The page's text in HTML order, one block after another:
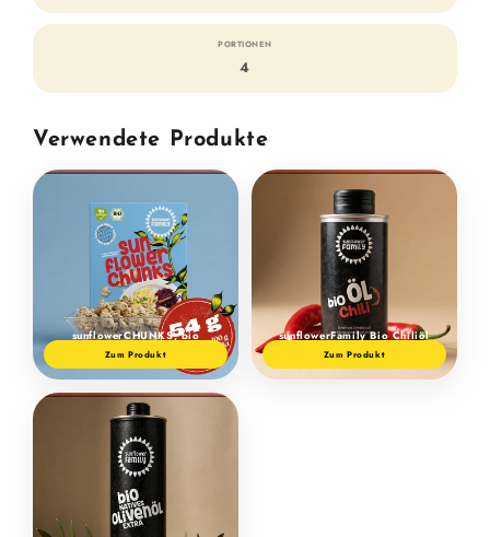
PORTIONEN
4
Verwendete Produkte
sunflowerCHUNKS, bio
Zum Produkt
sunflower­Family Bio Chiliöl
Zum Produkt